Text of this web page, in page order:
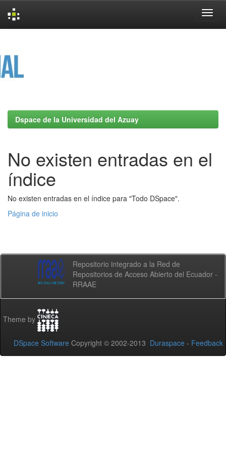
Dspace de la Universidad del Azuay
No existen entradas en el
índice
No existen entradas en el índice para "Todo DSpace".
Página de inicio
Repositorio integrado a la Red de
Repositorios de Acceso Abierto del Ecuador -
RRAAE
Theme by
DSpace Software Copyright © 2002-2013 Duraspace - Feedback